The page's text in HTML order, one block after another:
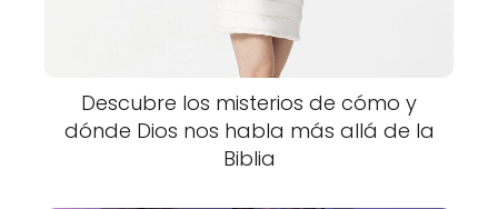
Descubre los misterios de cómo y
dónde Dios nos habla más allá de la
Biblia